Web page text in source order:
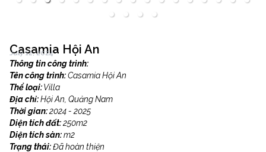
Casamia Hội An
July 12, 2024
Thông tin công trình:
Tên công trình:Casamia Hội An
Thể loại:Villa
Địa chỉ:Hội An, Quảng Nam
Thời gian:2024 - 2025
Diện tích đất:250m2
Diện tích sàn:m2
Trạng thái:Đã hoàn thiện